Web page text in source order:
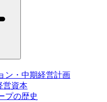
ン・中期経営計画
営資本
プの歴史